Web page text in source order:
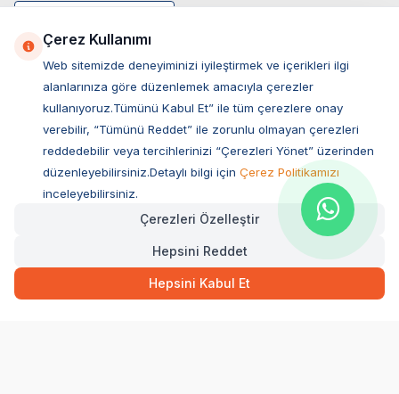
Müşteri Hizmetleri
Sıkça Sorulan Sorular
Ovacık Mah. Hacıoğlu Sok. No:13 Başiskele / KOCAELİ
Müşteri Destek Hattı
Çerez Kullanımı
Web sitemizde deneyiminizi iyileştirmek ve içerikleri ilgi
alanlarınıza göre düzenlemek amacıyla çerezler
kullanıyoruz.Tümünü Kabul Et” ile tüm çerezlere onay
verebilir, “Tümünü Reddet” ile zorunlu olmayan çerezleri
reddedebilir veya tercihlerinizi “Çerezleri Yönet” üzerinden
düzenleyebilirsiniz.Detaylı bilgi için Çerez Politikamızı
inceleyebilirsiniz.
Çerezleri Özelleştir
Hepsini Reddet
Hepsini Kabul Et